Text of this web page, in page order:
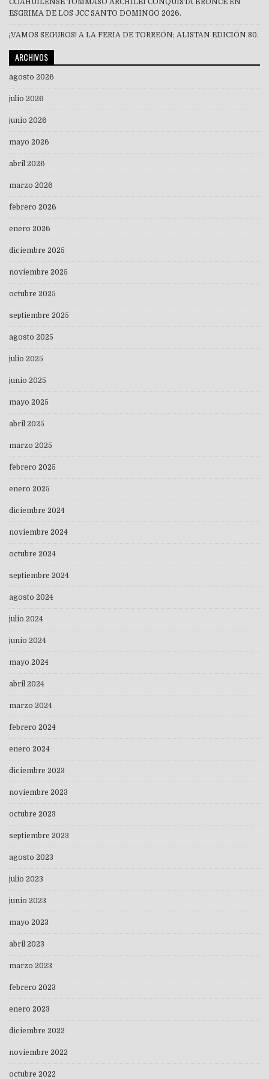
COAHUILENSE TOMMASO ARCHILEI CONQUISTA BRONCE EN
ESGRIMA DE LOS JCC SANTO DOMINGO 2026.
¡VAMOS SEGUROS! A LA FERIA DE TORREÓN; ALISTAN EDICIÓN 80.
ARCHIVOS
agosto 2026
julio 2026
junio 2026
mayo 2026
abril 2026
marzo 2026
febrero 2026
enero 2026
diciembre 2025
noviembre 2025
octubre 2025
septiembre 2025
agosto 2025
julio 2025
junio 2025
mayo 2025
abril 2025
marzo 2025
febrero 2025
enero 2025
diciembre 2024
noviembre 2024
octubre 2024
septiembre 2024
agosto 2024
julio 2024
junio 2024
mayo 2024
abril 2024
marzo 2024
febrero 2024
enero 2024
diciembre 2023
noviembre 2023
octubre 2023
septiembre 2023
agosto 2023
julio 2023
junio 2023
mayo 2023
abril 2023
marzo 2023
febrero 2023
enero 2023
diciembre 2022
noviembre 2022
octubre 2022